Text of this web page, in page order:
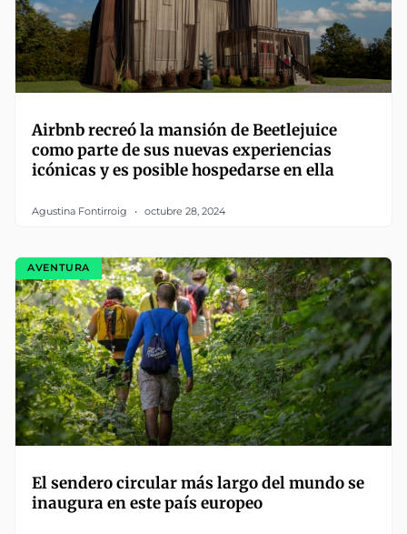
Airbnb recreó la mansión de Beetlejuice
como parte de sus nuevas experiencias
icónicas y es posible hospedarse en ella
Agustina Fontirroig octubre 28, 2024
AVENTURA
El sendero circular más largo del mundo se
inaugura en este país europeo